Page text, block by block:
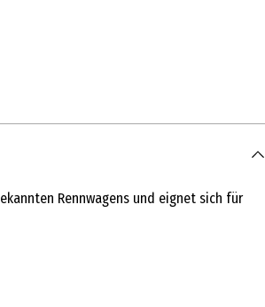
Rennwagens und eignet sich für